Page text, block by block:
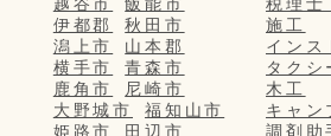
伊都郡
秋田市
潟上市
山本郡
横手市
青森市
鹿角市
尼崎市
大野城市
福知山市
姫路市
田辺市
施工
インス
タクシ
木工
キャン
調剤助